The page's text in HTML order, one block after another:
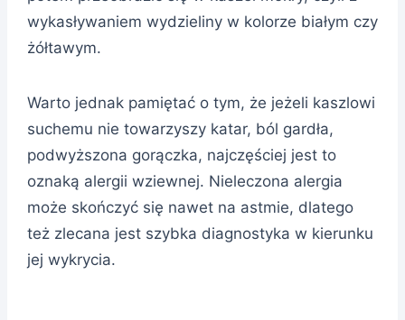
wykasływaniem wydzieliny w kolorze białym czy
żółtawym.
Warto jednak pamiętać o tym, że jeżeli kaszlowi
suchemu nie towarzyszy katar, ból gardła,
podwyższona gorączka, najczęściej jest to
oznaką alergii wziewnej. Nieleczona alergia
może skończyć się nawet na astmie, dlatego
też zlecana jest szybka diagnostyka w kierunku
jej wykrycia.